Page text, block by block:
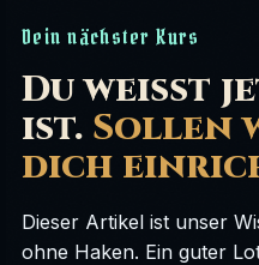
Dein nächster Kurs
Du weißt
ist. Sollen
dich
Dieser Artikel ist unser
ohne Haken. Ein guter